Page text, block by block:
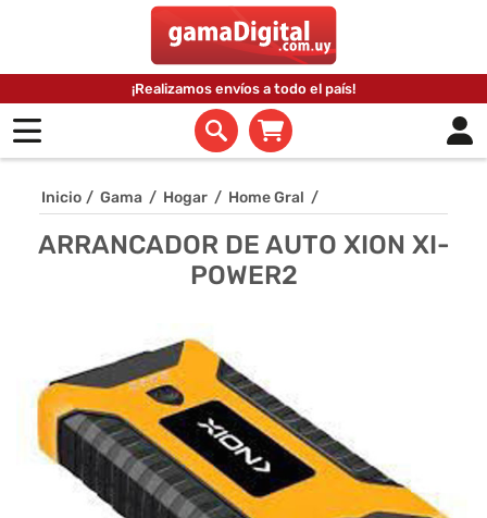
¡Realizamos envíos a todo el país!
Inicio / Gama / Hogar / Home Gral /
ARRANCADOR DE AUTO XION XI-
POWER2